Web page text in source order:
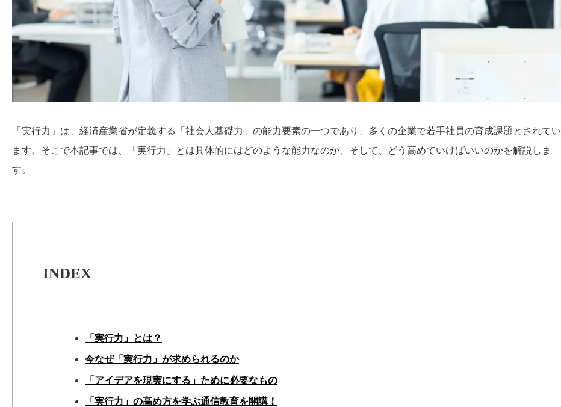
「実行力」は、経済産業省が定義する「社会人基礎力」の能力要素の一つであり、多くの企業で若手社員の育成課題とされてい
ます。そこで本記事では、「実行力」とは具体的にはどのような能力なのか、そして、どう高めていけばいいのかを解説しま
す。
INDEX
「実行力」とは？
今なぜ「実行力」が求められるのか
「アイデアを現実にする」ために必要なもの
「実行力」の高め方を学ぶ通信教育を開講！